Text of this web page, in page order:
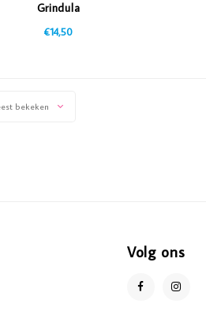
Grindula
€14,50
bekeken
Volg ons